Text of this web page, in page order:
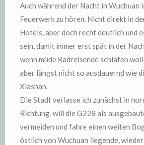
Auch während der Nacht in Wuchuan
Feuerwerk zu hören. Nicht direkt in
Hotels, aber doch recht deutlich und
sein, damit immer erst spät in der
wenn müde Radreisende schlafen
aber längst nicht so ausdauernd wie
Xiashan.
Die Stadt verlasse ich zunächst in
Richtung, will die G228 als
vermeiden und fahre einen weiten
östlich von Wuchuan liegende,